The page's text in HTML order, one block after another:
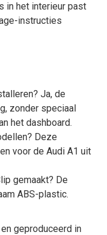
in het interieur past
instructies
Ja, de
zonder speciaal
het dashboard.
Deze
voor de Audi A1 uit
gemaakt? De
ABS-plastic.
geproduceerd in